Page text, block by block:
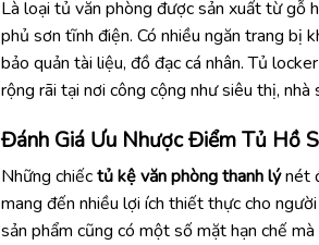
Là loại tủ văn phòng được sản xuất từ gỗ
phủ sơn tĩnh điện. Có nhiều ngăn trang bị
bảo quản tài liệu, đồ đạc cá nhân. Tủ
rộng rãi tại nơi công cộng như siêu thị, nhà
Đánh Giá Ưu Nhược Điểm Tủ Hồ
Những chiếctủ kệ văn phòng thanh lýnét
mang đến nhiều lợi ích thiết thực cho
sản phẩm cũng có một số mặt hạn chế